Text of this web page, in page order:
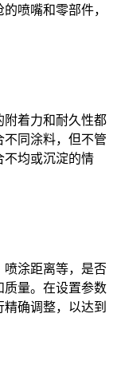
喷嘴和零部件，
附着力和耐久性都
不同涂料，但不管
不均或沉淀的情
喷涂距离等，是否
质量。在设置参数
确调整，以达到